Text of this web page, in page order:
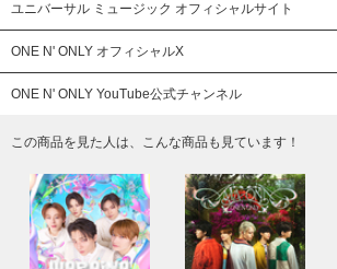
ユニバーサル ミュージック オフィシャルサイト
ONE N' ONLY オフィシャルX
ONE N' ONLY YouTube公式チャンネル
この商品を見た人は、こんな商品も見ています！